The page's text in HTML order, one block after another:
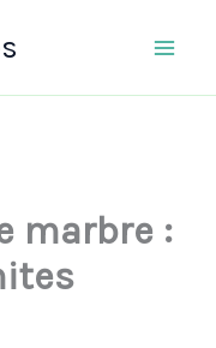
marbre :